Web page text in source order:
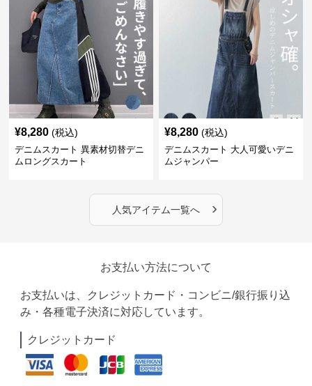
¥8,280 (税込)
デニムスカート 異素材切替デニ
ムロングスカート
¥8,280 (税込)
デニムスカート 大人可愛いデニ
ムジャンパー
人気アイテム一覧へ ›
お支払い方法について
お支払いは、クレジットカード・コンビニ/銀行振り込
み・各種電子決済に対応しています。
クレジットカード